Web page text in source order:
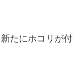
たにホコリが付